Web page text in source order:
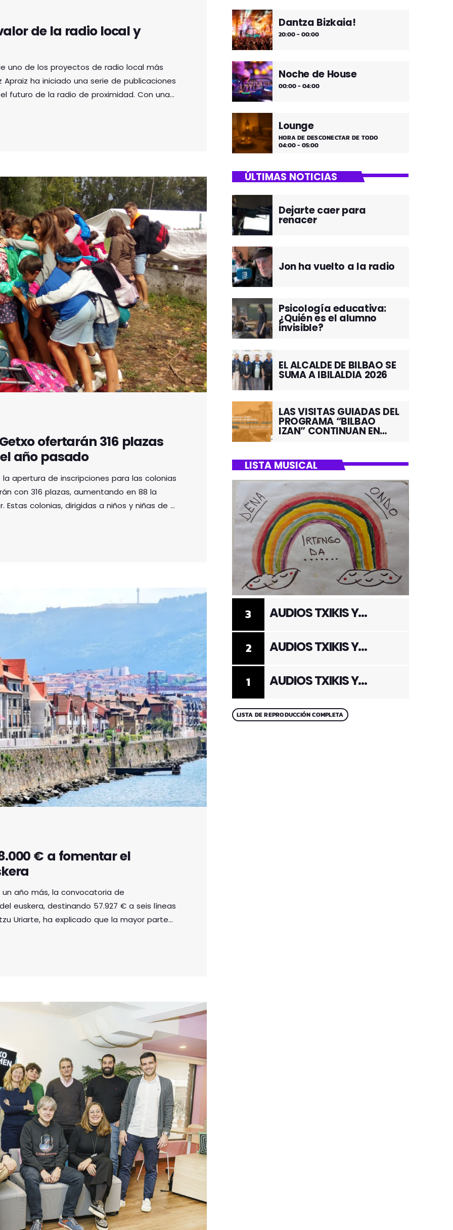
de la radio local y
uno de los proyectos de radio local más
ha iniciado una serie de publicaciones
futuro de la radio de proximidad. Con una
a la comunicación local, Apraiz
ofertarán 316 plazas
año pasado
apertura de inscripciones para las colonias
con 316 plazas, aumentando en 88 la
colonias, dirigidas a niños y niñas de 5
educativos públicos Geroa Ikastola,
€ a fomentar el
año más, la convocatoria de
euskera, destinando 57.927 € a seis líneas
Uriarte, ha explicado que la mayor parte
idioma, complementando las ayudas
Dantza Bizkaia!
20:00 - 00:00
Noche de House
00:00 - 04:00
Lounge
HORA DE DESCONECTAR DE TODO
04:00 - 05:00
ÚLTIMAS NOTICIAS
Dejarte caer para
renacer
Jon ha vuelto a la radio
Psicología educativa:
¿Quién es el alumno
invisible?
EL ALCALDE DE BILBAO SE
SUMA A IBILALDIA 2026
LAS VISITAS GUIADAS DEL
PROGRAMA “BILBAO
IZAN” CONTINUAN EN
LISTA MUSICAL
1 AUDIOS TXIKIS Y
2 AUDIOS TXIKIS Y
3 AUDIOS TXIKIS Y
LISTA DE REPRODUCCIÓN COMPLETA